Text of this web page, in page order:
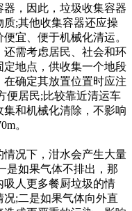
，因此，垃圾收集容器
;其他收集容器还应操
宜、便于机械化清运。
需考虑居民、社会和环
地点，供收集一个地段
确定其放置位置时应注
便居民;比较靠近清运车
和机械化清除，不影响
。
况下，泔水会产生大量
是如果气体不排出，那
人更多餐厨垃圾的情
;二是如果气体向外直